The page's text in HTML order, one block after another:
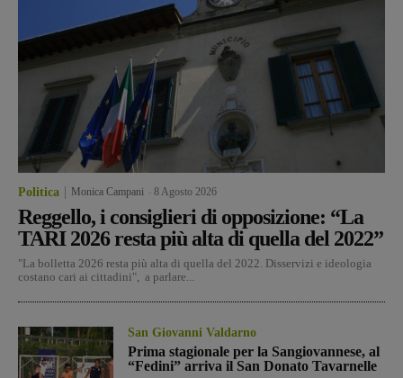
Politica Monica Campani 8 Agosto 2026
Reggello, i consiglieri di opposizione: “La
TARI 2026 resta più alta di quella del 2022”
"La bolletta 2026 resta più alta di quella del 2022. Disservizi e ideologia
costano cari ai cittadini", a parlare...
San Giovanni Valdarno
Prima stagionale per la Sangiovannese, al
“Fedini” arriva il San Donato Tavarnelle